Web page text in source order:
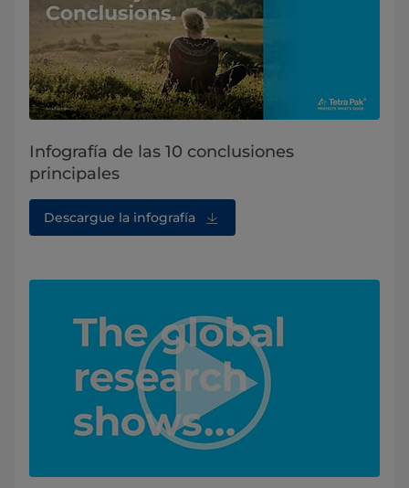
Infografía de las 10 conclusiones
principales
Descargue la infografía